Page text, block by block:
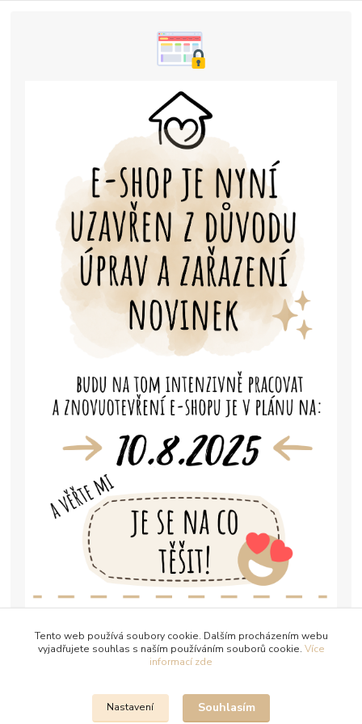
Tento web používá soubory cookie. Dalším procházením webu
vyjadřujete souhlas s naším používáním souborů cookie. Více
informací zde
Nastavení Souhlasím